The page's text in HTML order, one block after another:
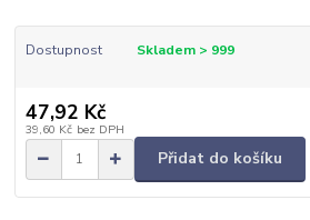
Dostupnost Skladem > 999
47,92 Kč
39,60 Kč bez DPH
Přidat do košíku